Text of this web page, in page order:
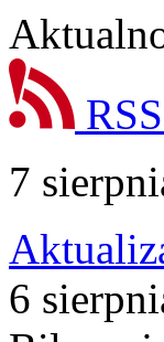
RSS
7
6